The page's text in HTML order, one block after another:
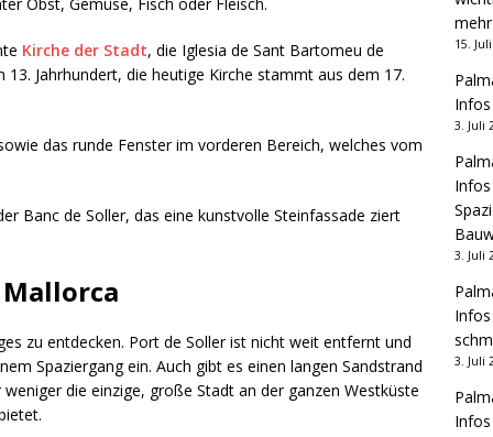
Kirche der Stadt, die Iglesia de Sant Bartomeu de
Jahrhundert, die heutige Kirche stammt aus dem 17.
das runde Fenster im vorderen Bereich, welches vom
Banc de Soller, das eine kunstvolle Steinfassade ziert
zu entdecken. Port de Soller ist nicht weit entfernt und
Spaziergang ein. Auch gibt es einen langen Sandstrand
die einzige, große Stadt an der ganzen Westküste
mehr
15.
3. Juli
3. Juli
3. Juli